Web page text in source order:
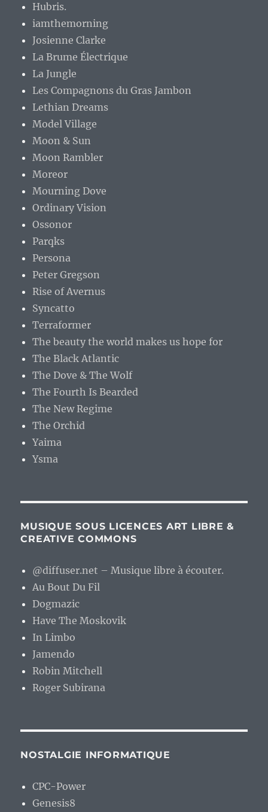
Hubris.
iamthemorning
Josienne Clarke
La Brume Électrique
La Jungle
Les Compagnons du Gras Jambon
Lethian Dreams
Model Village
Moon & Sun
Moon Rambler
Moreor
Mourning Dove
Ordinary Vision
Ossonor
Parqks
Persona
Peter Gregson
Rise of Avernus
Syncatto
Terraformer
The beauty the world makes us hope for
The Black Atlantic
The Dove & The Wolf
The Fourth Is Bearded
The New Regime
The Orchid
Yaima
Ysma
MUSIQUE SOUS LICENCES ART LIBRE &
CREATIVE COMMONS
@diffuser.net – Musique libre à écouter.
Au Bout Du Fil
Dogmazic
Have The Moskovik
In Limbo
Jamendo
Robin Mitchell
Roger Subirana
NOSTALGIE INFORMATIQUE
CPC-Power
Genesis8